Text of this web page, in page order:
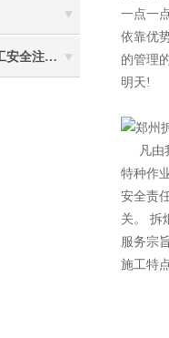
混凝土烟囱防腐加固施工安全注意事项
一点一
依靠优
的管理
明天!
凡由
特种作
安全责
关。 拆
服务宗
施工特